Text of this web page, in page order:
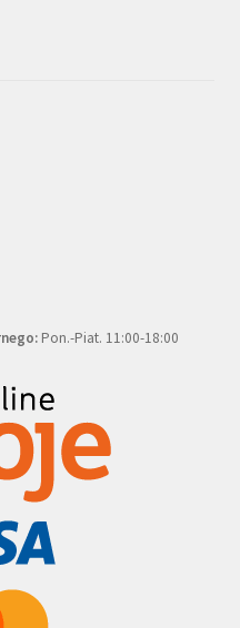
Pon.-Piat. 11:00-18:00